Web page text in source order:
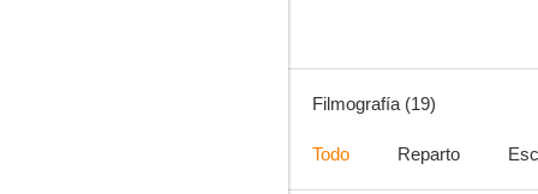
Filmografía (19)
Todo Reparto